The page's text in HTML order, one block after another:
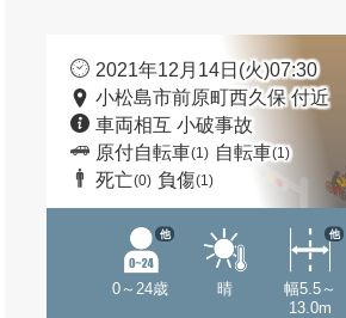
2021年12月14日(火)07:30
小松島市前原町西久保 付近
車両相互 小破事故
原付自転車(1) 自転車(1)
死亡(0) 負傷(1)
0～24歳
他
晴
幅5.5～
13.0m
他